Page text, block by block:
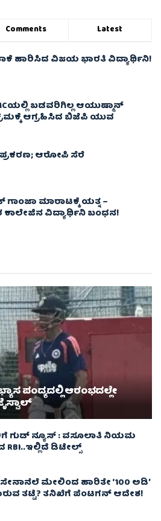
Comments Latest
ಹಾರಿಸಿದ ವಿಜಯ ಭಾರತಿ ವಿದ್ಯಾರ್ಥಿನಿ!
ಬಡವರಿಗಿಲ್ಲ ಆಯುಷ್ಮಾನ್
ಆಗ್ರಹಿಸಿದ ಬಿಜೆಪಿ ಯುವ
ಆರೋಪಿ ಸೆರೆ
ಮಾರಾಟಕ್ಕೆ ಯತ್ನ –
ಕಾಲೇಜಿನ ವಿದ್ಯಾರ್ಥಿನಿ ಬಂಧನ!
ಪಂದ್ಯದಲ್ಲಿ ಆರಂಭದಲ್ಲೇ
ಗುಡ್ ನ್ಯೂಸ್ : ವಸೂಲಾತಿ ನಿಯಮ
ಡಿಟೇಲ್ಸ್
ಮೇಲಿಂದ ಹಾರಿತೇ ‘100 ಅಡಿ’
ತಟ್ಟೆ? ತನಿಖೆಗೆ ಪೆಂಟಗನ್ ಆದೇಶ!